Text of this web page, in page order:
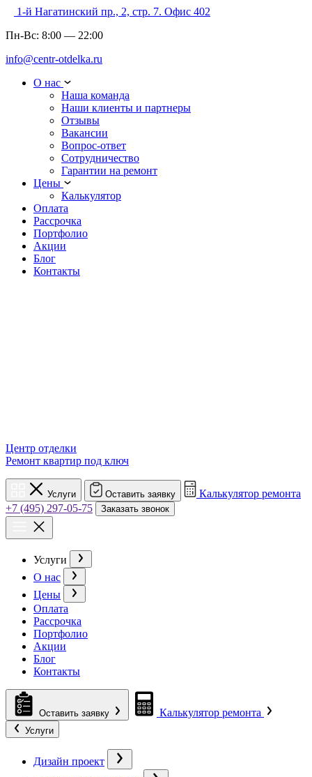
1-й Нагатинский пр., 2, стр. 7. Офис 402
Пн-Вс: 8:00 — 22:00
info@centr-otdelka.ru
О нас
Наша команда
Наши клиенты и партнеры
Отзывы
Вакансии
Вопрос-ответ
Сотрудничество
Гарантии на ремонт
Цены
Калькулятор
Оплата
Рассрочка
Портфолио
Акции
Блог
Контакты
Центр отделки
Ремонт квартир под ключ
Услуги Оставить заявку
Калькулятор ремонта
+7 (495) 297-05-75
Заказать звонок
Услуги
О нас
Цены
Оплата
Рассрочка
Портфолио
Акции
Блог
Контакты
Оставить заявку Калькулятор ремонта
Услуги
Дизайн проект